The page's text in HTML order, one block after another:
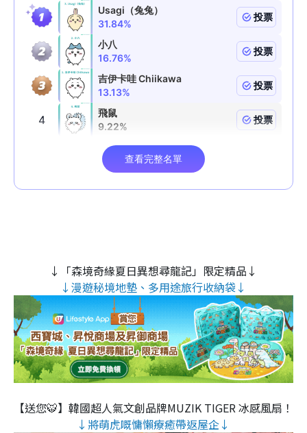
↓「森境奇緣夏日異想尋龍記」限定精品↓
↓漫遊秘境地墊、多用途旅行收納袋↓
【送您🐯】韓國超人氣文創品牌MUZIK TIGER 冰感風扇！
↓將萌虎嘅慵懶療癒帶返屋企↓